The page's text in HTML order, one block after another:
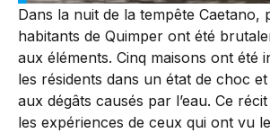
Dans la nuit de la tempête Caetano,
habitants de Quimper ont été
aux éléments. Cinq maisons ont été
les résidents dans un état de choc et
aux dégâts causés par l’eau. Ce
les expériences de ceux qui ont vu